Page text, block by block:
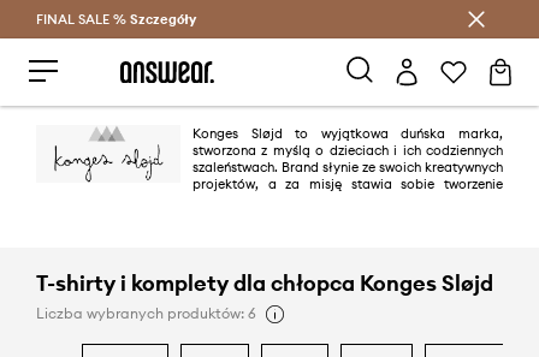
Oszczędzaj z Answear Club >
FINAL SALE % Szczegóły
Konges Sløjd to wyjątkowa duńska marka,
stworzona z myślą o dzieciach i ich codziennych
szaleństwach. Brand słynie ze swoich kreatywnych
projektów, a za misję stawia sobie tworzenie
T-shirty i komplety dla chłopca Konges Sløjd
Liczba wybranych produktów: 6